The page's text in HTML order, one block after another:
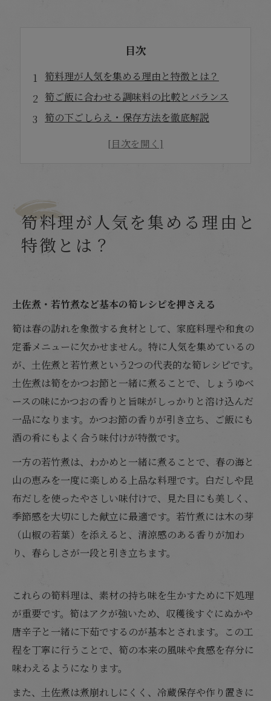
目次
筍料理が人気を集める理由と特徴とは？
筍ご飯に合わせる調味料の比較とバランス
筍の下ごしらえ・保存方法を徹底解説
家族構成や目的別に選べる筍レシピの活用法
店舗概要
筍料理が人気を集める理由と
特徴とは？
土佐煮・若竹煮など基本の筍レシピを押さえる
筍は春の訪れを象徴する食材として、家庭料理や和食の
定番メニューに欠かせません。特に人気を集めているの
が、土佐煮と若竹煮という2つの代表的な筍レシピです。
土佐煮は筍をかつお節と一緒に煮ることで、しょうゆベ
ースの味にかつおの香りと旨味がしっかりと溶け込んだ
一品になります。かつお節の香りが引き立ち、ご飯にも
酒の肴にもよく合う味付けが特徴です。
一方の若竹煮は、わかめと一緒に煮ることで、春の海と
山の恵みを一度に楽しめる上品な料理です。白だしや昆
布だしを使ったやさしい味付けで、見た目にも美しく、
季節感を大切にした献立に最適です。若竹煮には木の芽
（山椒の若葉）を添えると、清涼感のある香りが加わ
り、春らしさが一段と引き立ちます。
これらの筍料理は、素材の持ち味を生かすために下処理
が重要です。筍はアクが強いため、収穫後すぐにぬかや
唐辛子と一緒に下茹でするのが基本とされます。この工
程を丁寧に行うことで、筍の本来の風味や食感を存分に
味わえるようになります。
また、土佐煮は煮崩れしにくく、冷蔵保存や作り置きに